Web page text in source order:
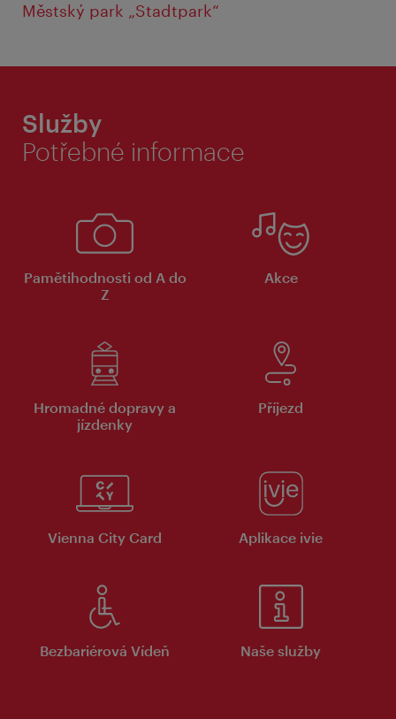
Městský park „Stadtpark“
Služby
Potřebné informace
Pamětihodnosti od A do
Z
Akce
Hromadné dopravy a
jízdenky
Příjezd
Vienna City Card Aplikace ivie
Bezbariérová Vídeň Naše služby